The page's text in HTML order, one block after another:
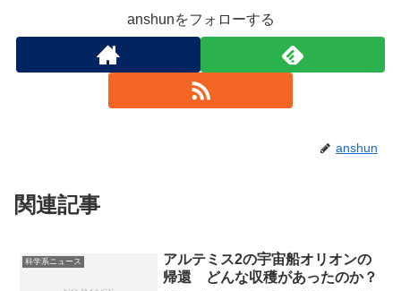
anshunをフォローする
anshun
関連記事
科学系ニュース
アルテミス2の宇宙船オリオンの
帰還 どんな収穫があったのか？